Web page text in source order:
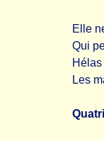
Elle
Qui
Les